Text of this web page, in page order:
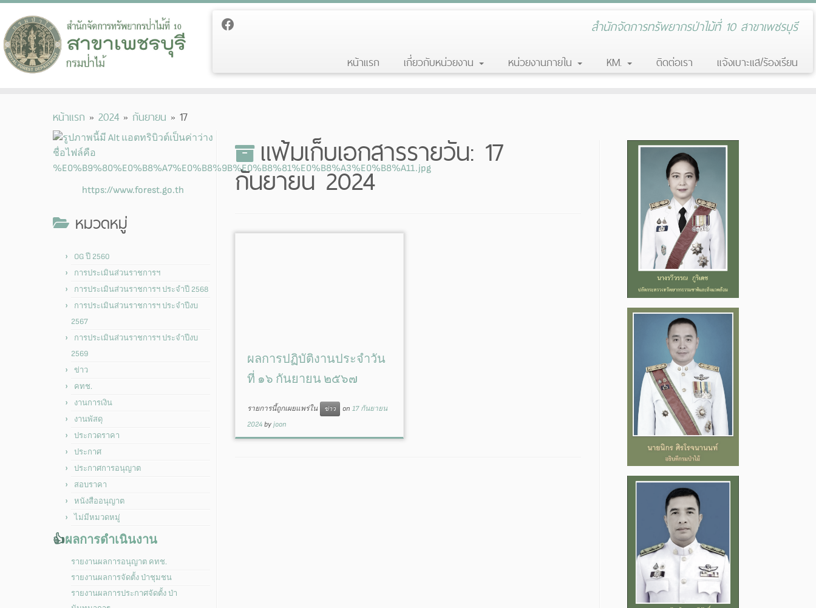
สำนักจัดการทรัพยากรป่าไม้ที่ 10 สาขาเพชรบุรี
หน้าแรก เกี่ยวกับหน่วยงาน หน่วยงานภายใน KM. ติดต่อเรา แจ้งเบาะแส/ร้องเรียน
หน้าแรก » 2024 » กันยายน » 17
https://www.forest.go.th
หมวดหมู่
OG ปี 2560
การประเมินส่วนราชการฯ
การประเมินส่วนราชการฯ ประจำปี 2568
การประเมินส่วนราชการฯ ประจำปีงบ
2567
การประเมินส่วนราชการฯ ประจำปีงบ
2569
ข่าว
คทช.
งานการเงิน
งานพัสดุ
ประกวดราคา
ประกาศ
ประกาศการอนุญาต
สอบราคา
หนังสืออนุญาต
ไม่มีหมวดหมู่
👍ผลการดำเนินงาน
รายงานผลการอนุญาต คทช.
รายงานผลการจัดตั้ง ป่าชุมชน
รายงานผลการประกาศจัดตั้ง ป่า
แฟ้มเก็บเอกสารรายวัน: 17
กันยายน 2024
ผลการปฏิบัติงานประจำวัน
ที่ ๑๖ กันยายน ๒๕๖๗
รายการนี้ถูกเผยแพร่ใน ข่าว on17 กันยายน
2024 byjoon